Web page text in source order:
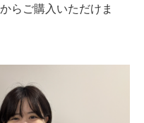
からご購入いただけま